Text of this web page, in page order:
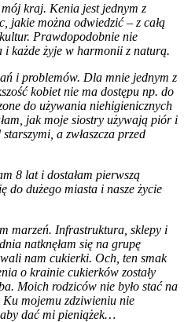
mój kraj. Kenia jest jednym z
jakie można odwiedzić – z całą
Prawdopodobnie nie
i każde żyje w harmonii z naturą.
i problemów. Dla mnie jednym z
kobiet nie ma dostępu np. do
do używania niehigienicznych
jak moje siostry używają piór i
a zwłaszcza przed
8 lat i dostałam pierwszą
do dużego miasta i nasze życie
marzeń. Infrastruktura, sklepy i
natknęłam się na grupę
nam cukierki. Och, ten smak
o krainie cukierków zostały
Moich rodziców nie było stać na
mojemu zdziwieniu nie
dać mi pieniążek…